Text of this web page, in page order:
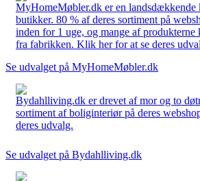
MyHomeMøbler.dk er en landsdækkende
butikker. 80 % af deres sortiment på
inden for 1 uge, og mange af produkterne
fra fabrikken. Klik her for at se deres
Se udvalget på MyHomeMøbler.dk
Bydahlliving.dk er drevet af mor og to
sortiment af boliginteriør på deres
deres udvalg.
Se udvalget på Bydahlliving.dk